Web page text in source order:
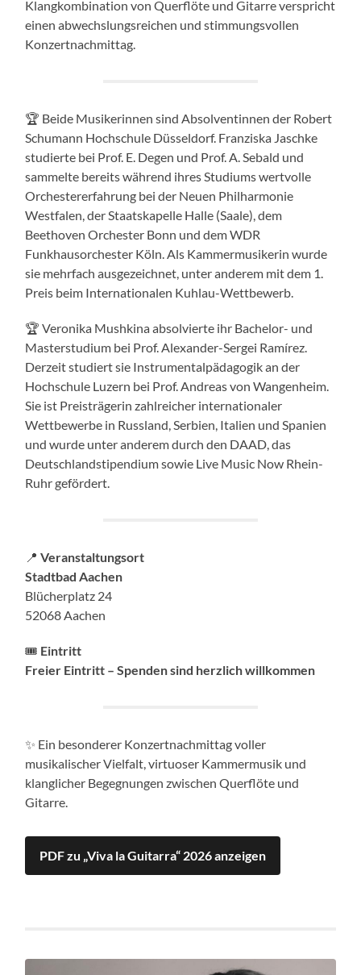
Klangkombination von Querflöte und Gitarre verspricht
einen abwechslungsreichen und stimmungsvollen
Konzertnachmittag.
🏆 Beide Musikerinnen sind Absolventinnen der Robert
Schumann Hochschule Düsseldorf. Franziska Jaschke
studierte bei Prof. E. Degen und Prof. A. Sebald und
sammelte bereits während ihres Studiums wertvolle
Orchestererfahrung bei der Neuen Philharmonie
Westfalen, der Staatskapelle Halle (Saale), dem
Beethoven Orchester Bonn und dem WDR
Funkhausorchester Köln. Als Kammermusikerin wurde
sie mehrfach ausgezeichnet, unter anderem mit dem 1.
Preis beim Internationalen Kuhlau-Wettbewerb.
🏆 Veronika Mushkina absolvierte ihr Bachelor- und
Masterstudium bei Prof. Alexander-Sergei Ramírez.
Derzeit studiert sie Instrumentalpädagogik an der
Hochschule Luzern bei Prof. Andreas von Wangenheim.
Sie ist Preisträgerin zahlreicher internationaler
Wettbewerbe in Russland, Serbien, Italien und Spanien
und wurde unter anderem durch den DAAD, das
Deutschlandstipendium sowie Live Music Now Rhein-
Ruhr gefördert.
📍Veranstaltungsort
Stadtbad Aachen
Blücherplatz 24
52068 Aachen
🎟️ Eintritt
Freier Eintritt – Spenden sind herzlich willkommen
✨ Ein besonderer Konzertnachmittag voller
musikalischer Vielfalt, virtuoser Kammermusik und
klanglicher Begegnungen zwischen Querflöte und
Gitarre.
PDF zu „Viva la Guitarra“ 2026 anzeigen